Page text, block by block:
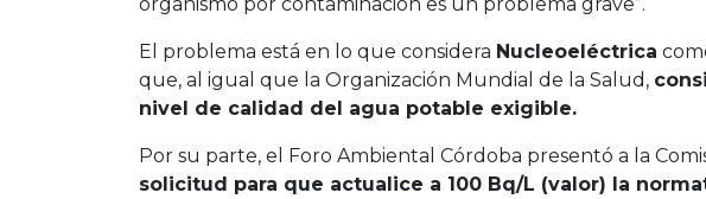
El problema está en lo que considera Nucleoeléctrica
que, al igual que la Organización Mundial de la Salud,
nivel de calidad del agua potable exigible.
Por su parte, el Foro Ambiental Córdoba presentó a la
solicitud para que actualice a 100 Bq/L (valor) la